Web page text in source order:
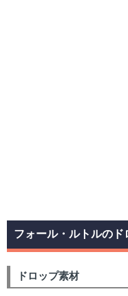
フォール・ルトルの
ドロップ素材